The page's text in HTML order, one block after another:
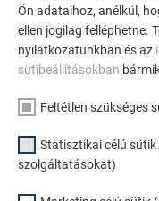
A PREFA
sokoldalúan
további lenyűgöző
alumínium
homlokzatokhoz.
TEKINTSE MEG
Ön adataihoz, anélkül,
ellen jogilag felléphetne.
nyilatkozatunkban és az
sütibeállításokban
Feltétlen szükséges
Statisztikai célú sütik
szolgáltatásokat)